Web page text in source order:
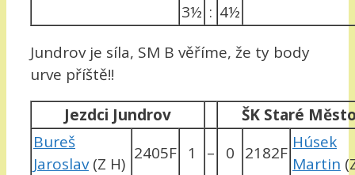
3½ : 4½
Jundrov je síla, SM B věříme, že ty body
urve příště!!
Jezdci Jundrov
ŠK Staré
Bureš
Jaroslav(Z H)
2405F 1 – 0 2182F
Húsek
Martin